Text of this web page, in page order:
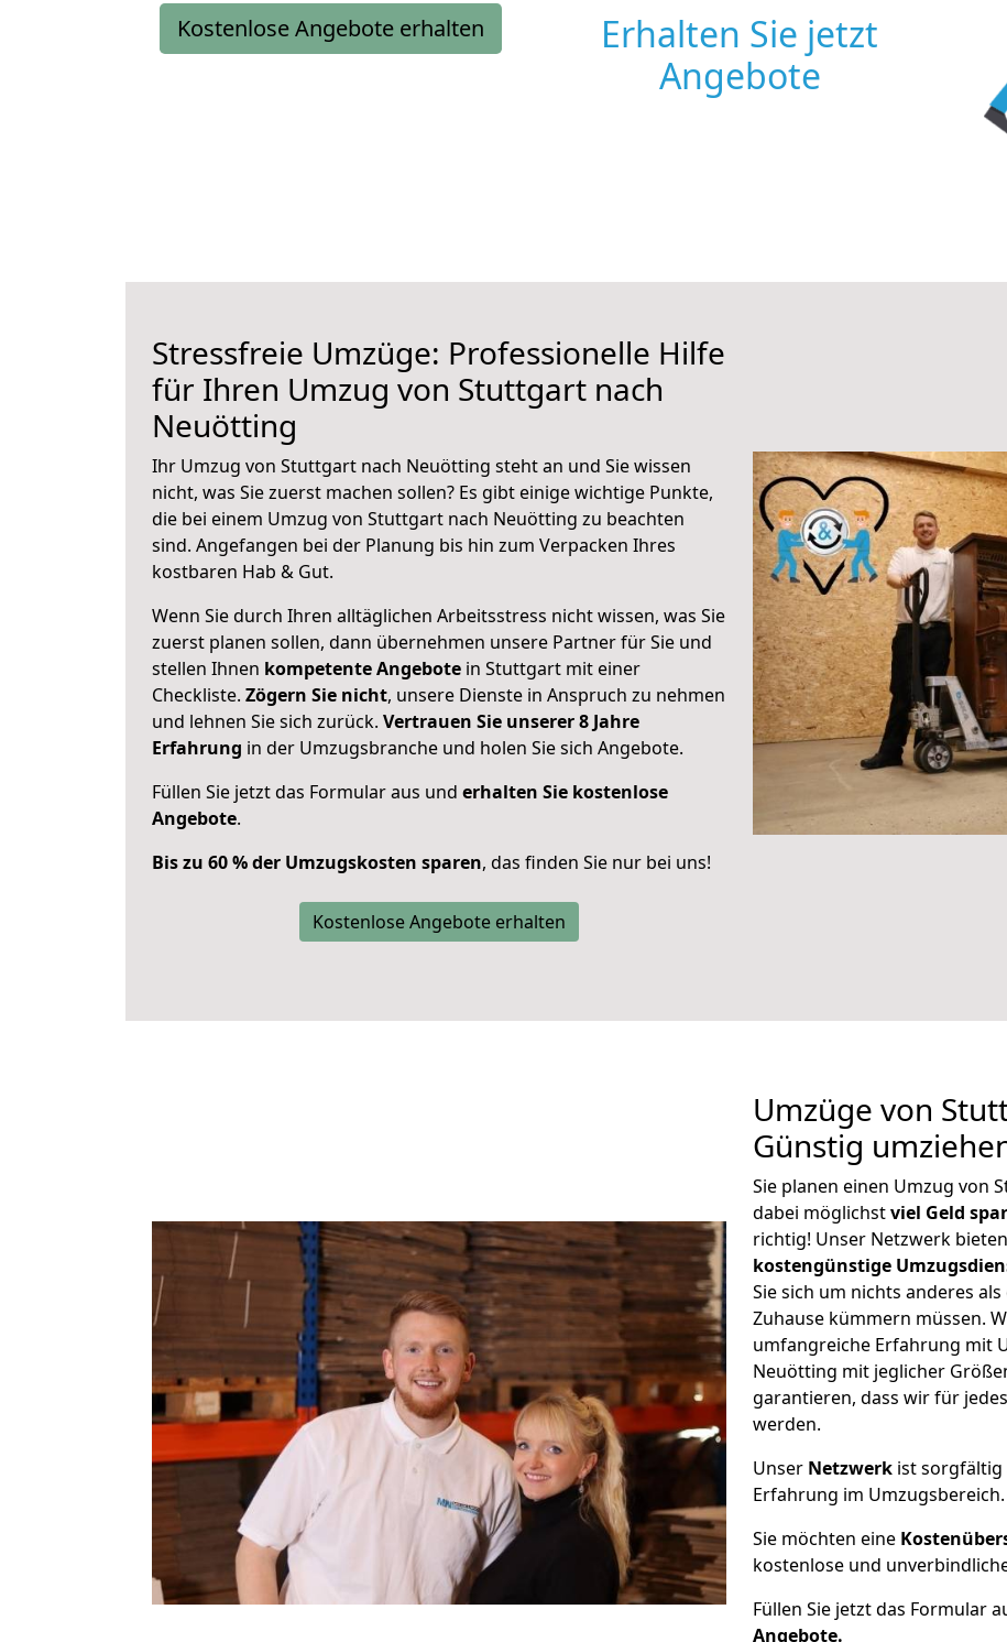
Kostenlose Angebote erhalten
Erhalten Sie jetzt
Angebote
Stressfreie Umzüge: Professionelle Hilfe
für Ihren Umzug von Stuttgart nach
Neuötting
Ihr Umzug von Stuttgart nach Neuötting steht an und Sie wissen
nicht, was Sie zuerst machen sollen? Es gibt einige wichtige Punkte,
die bei einem Umzug von Stuttgart nach Neuötting zu beachten
sind. Angefangen bei der Planung bis hin zum Verpacken Ihres
kostbaren Hab & Gut.
Wenn Sie durch Ihren alltäglichen Arbeitsstress nicht wissen, was Sie
zuerst planen sollen, dann übernehmen unsere Partner für Sie und
stellen Ihnen kompetente Angebote in Stuttgart mit einer
Checkliste. Zögern Sie nicht, unsere Dienste in Anspruch zu nehmen
und lehnen Sie sich zurück. Vertrauen Sie unserer 8 Jahre
Erfahrung in der Umzugsbranche und holen Sie sich Angebote.
Füllen Sie jetzt das Formular aus und erhalten Sie kostenlose
Angebote.
Bis zu 60 % der Umzugskosten sparen, das finden Sie nur bei uns!
Kostenlose Angebote erhalten
Umzüge von
Günstig
Sie planen einen Umzug von
dabei möglichstviel Geld
richtig! Unser Netzwerk
kostengünstige
Sie sich um nichts anderes
Zuhause kümmern müssen.
umfangreiche Erfahrung mit
Neuötting mit jeglicher
garantieren, dass wir für
werden.
Unser Netzwerk ist sorgfältig
Erfahrung im Umzugsbereich.
Sie möchten eine
kostenlose und
Füllen Sie jetzt das Formular
Angebote.